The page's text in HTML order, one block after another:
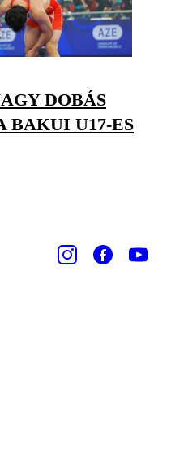
DOBÁS
BAKUI U17-ES